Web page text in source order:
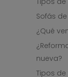
Sofás
¿Qué
nueva?
Tipos